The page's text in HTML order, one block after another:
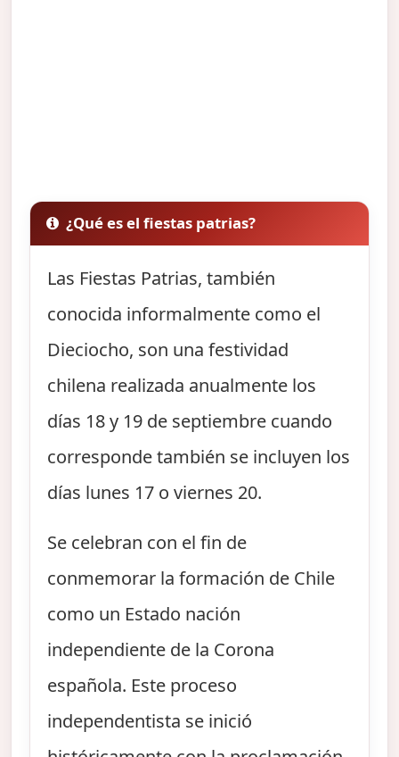
¿Qué es el fiestas patrias?
Las Fiestas Patrias, también
conocida informalmente como el
Dieciocho, son una festividad
chilena realizada anualmente los
días 18 y 19 de septiembre cuando
corresponde también se incluyen los
días lunes 17 o viernes 20.
Se celebran con el fin de
conmemorar la formación de Chile
como un Estado nación
independiente de la Corona
española. Este proceso
independentista se inició